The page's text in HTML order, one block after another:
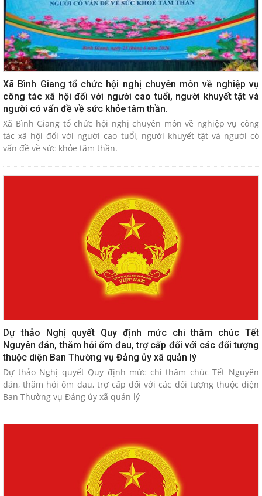
Xã Bình Giang tổ chức hội nghị chuyên môn về nghiệp vụ
công tác xã hội đối với người cao tuổi, người khuyết tật và
người có vấn đề về sức khỏe tâm thần.
Xã Bình Giang tổ chức hội nghị chuyên môn về nghiệp vụ công
tác xã hội đối với người cao tuổi, người khuyết tật và người có
vấn đề về sức khỏe tâm thần.
Dự thảo Nghị quyết Quy định mức chi thăm chúc Tết
Nguyên đán, thăm hỏi ốm đau, trợ cấp đối với các đối tượng
thuộc diện Ban Thường vụ Đảng ủy xã quản lý
Dự thảo Nghị quyết Quy định mức chi thăm chúc Tết Nguyên
đán, thăm hỏi ốm đau, trợ cấp đối với các đối tượng thuộc diện
Ban Thường vụ Đảng ủy xã quản lý